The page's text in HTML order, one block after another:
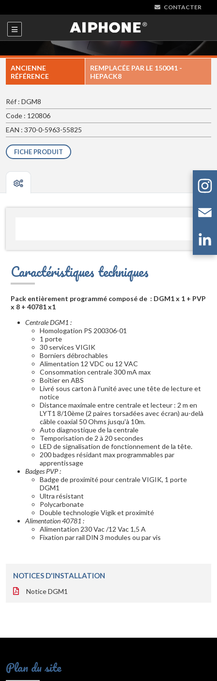
CONTACTER
ANCIENNE
RÉFÉRENCE
REMPLACÉE PAR LE 150041 -
HEPACK8
Réf : DGM8
Code : 120806
EAN : 370-0-5963-55825
FICHE PRODUIT
Caractéristiques techniques
Pack entièrement programmé composé de : DGM1 x 1 + PVP
x 8 + 40781 x1
Centrale DGM1 :
Homologation PS 200306-01
1 porte
30 services VIGIK
Borniers débrochables
Alimentation 12 VDC ou 12 VAC
Consommation centrale 300 mA max
Boîtier en ABS
Livré sous carton à l'unité avec une tête de lecture et
notice
Distance maximale entre centrale et lecteur : 2 m en
LYT1 8/10ème (2 paires torsadées avec écran) au-delà
câble coaxial 50 Ohms jusqu'à 10m.
Auto diagnostique de la centrale
Temporisation de 2 à 20 secondes
LED de signalisation de fonctionnement de la tête.
200 badges résidant max programmables par
apprentissage
Badges PVP :
Badge de proximité pour centrale VIGIK, 1 porte
DGM1
Ultra résistant
Polycarbonate
Double technologie Vigik et proximité
Alimentation 40781 :
Alimentation 230 Vac /12 Vac 1,5 A
Fixation par rail DIN 3 modules ou par vis
NOTICES D'INSTALLATION
Notice DGM1
Plan du site